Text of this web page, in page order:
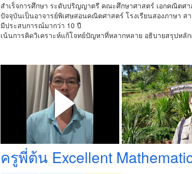
สำเร็จการศึกษา ระดับปริญญาตรี คณะศึกษาศาสตร์ เอกคณิตศ
ปัจจุบันเป็นอาจารย์พิเศษสอนคณิตศาสตร์ โรงเรียนสองภาษา
มีประสบการณ์มากว่า 10 ปี
เน้นการคิดวิเคราะห์แก้โจทย์ปัญหาที่หลากหลาย อธิบายสรุปหลั
ครูพี่ต้น Excellent